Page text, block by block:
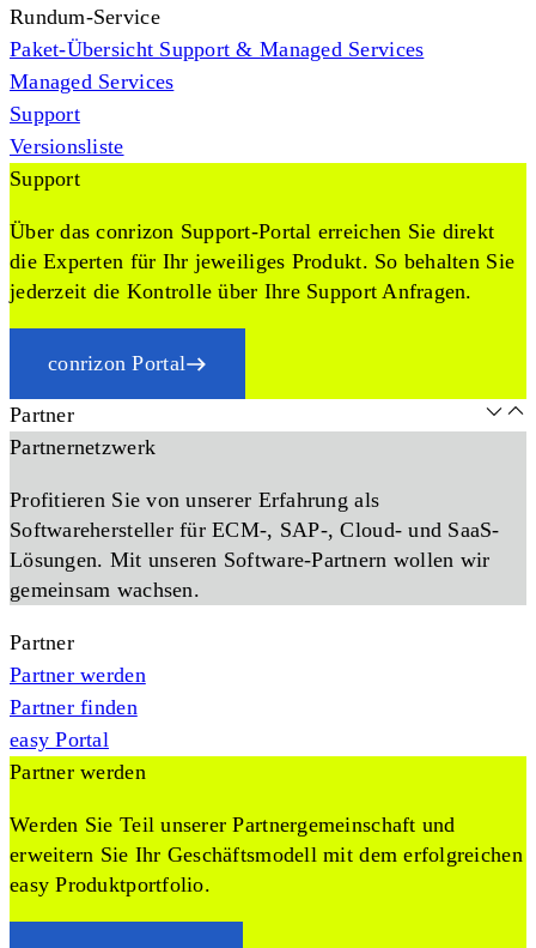
Rundum-Service
Paket-Übersicht Support & Managed Services
Managed Services
Support
Versionsliste
Support
Über das conrizon Support-Portal erreichen Sie direkt
die Experten für Ihr jeweiliges Produkt. So behalten Sie
jederzeit die Kontrolle über Ihre Support Anfragen.
conrizon Portal
Partner
Partnernetzwerk
Profitieren Sie von unserer Erfahrung als
Softwarehersteller für ECM-, SAP-, Cloud- und SaaS-
Lösungen. Mit unseren Software-Partnern wollen wir
gemeinsam wachsen.
Partner
Partner werden
Partner finden
easy Portal
Partner werden
Werden Sie Teil unserer Partnergemeinschaft und
erweitern Sie Ihr Geschäftsmodell mit dem erfolgreichen
easy Produktportfolio.